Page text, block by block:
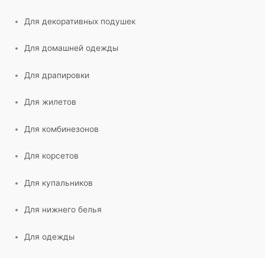
Для декоративных подушек
Для домашней одежды
Для драпировки
Для жилетов
Для комбинезонов
Для корсетов
Для купальников
Для нижнего белья
Для одежды